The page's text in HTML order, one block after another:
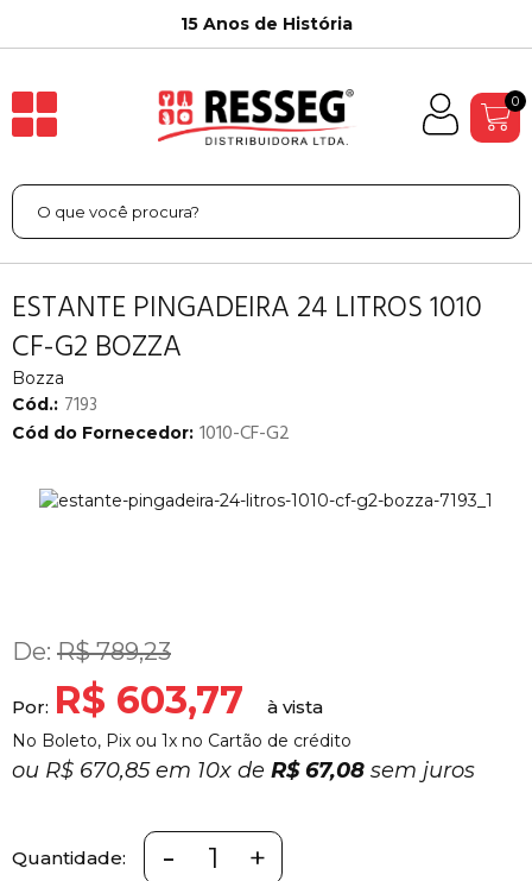
15 Anos de História
0
ESTANTE PINGADEIRA 24 LITROS 1010
CF-G2 BOZZA
Bozza
Cód.: 7193
Cód do Fornecedor: 1010-CF-G2
De: R$ 789,23
Por: R$ 603,77
No Boleto, Pix ou 1x no Cartão de crédito
ou R$ 670,85 em 10x de R$ 67,08 sem juros
Quantidade: - +